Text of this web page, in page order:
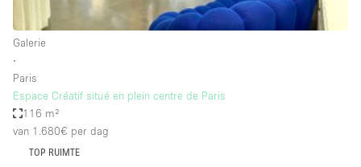
Hal
Kraampje / Kiosk / Stalletje
Kraampje / Marktkraam
Galerie
∙
Paris
Espace Créatif situé en plein centre de Paris
116 m²
van 1.680€ per dag
TOP RUIMTE